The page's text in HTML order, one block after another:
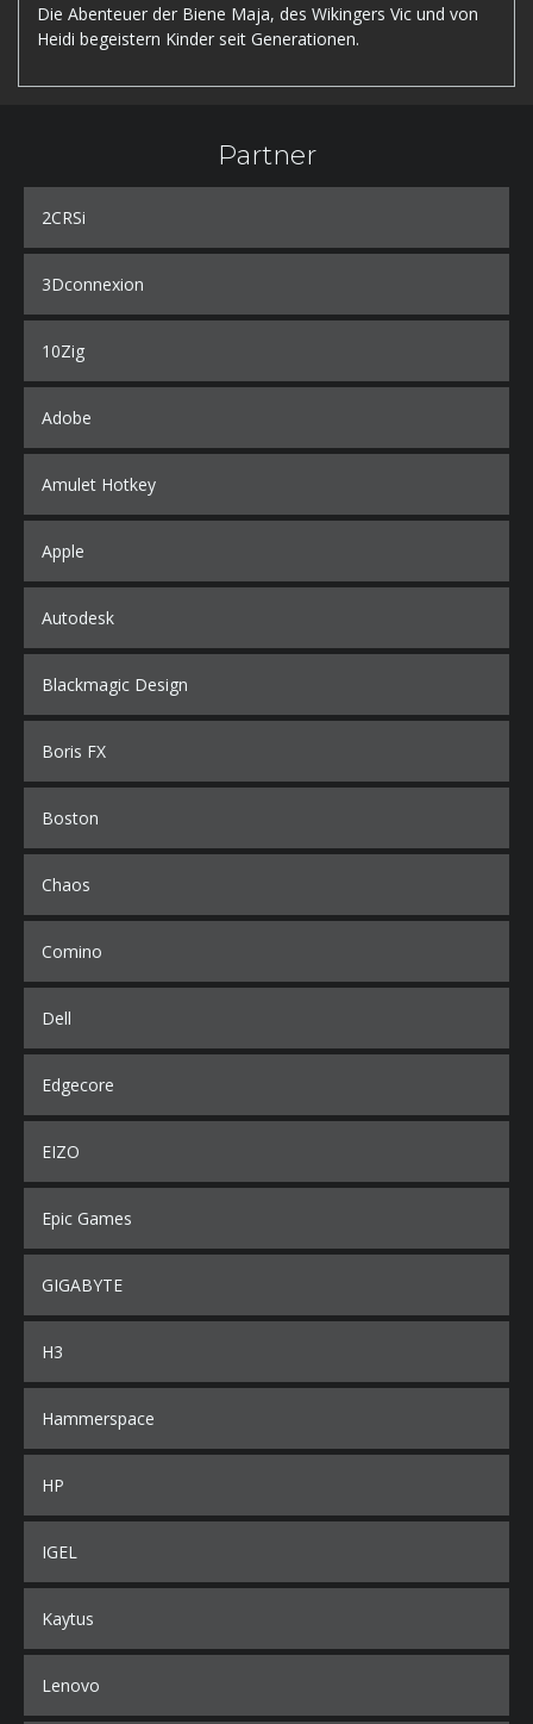
Die Abenteuer der Biene Maja, des Wikingers Vic und von
Heidi begeistern Kinder seit Generationen.
Partner
2CRSi
3Dconnexion
10Zig
Adobe
Amulet Hotkey
Apple
Autodesk
Blackmagic Design
Boris FX
Boston
Chaos
Comino
Dell
Edgecore
EIZO
Epic Games
GIGABYTE
H3
Hammerspace
HP
IGEL
Kaytus
Lenovo